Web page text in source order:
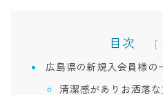
目次 [
広島県の新規入会員様の
清潔感がありお洒落